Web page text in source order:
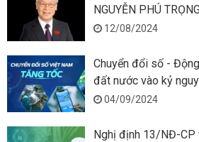
NGUYỄN PHÚ
NAM PHÁT TRIỂN
12/08/2024
Chuyển đổi số -
đất nước vào kỷ
04/09/2024
Nghị định 13/NĐ-CP